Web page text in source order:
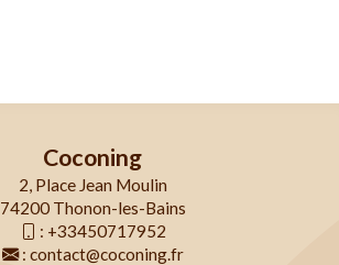
Coconing
2, Place Jean Moulin
74200 Thonon-les-Bains
: +33450717952
: contact@coconing.fr